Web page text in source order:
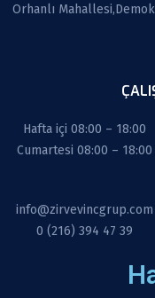
Orhanlı
Hafta içi 08:00 – 18:00
Cumartesi 08:00 – 18:00
info@zirvevincgrup.com
0 (216) 394 47 39